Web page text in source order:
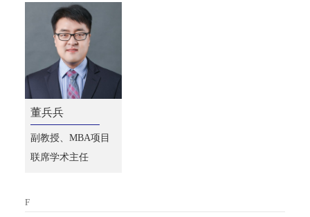
董兵兵
副教授、MBA项目
联席学术主任
F